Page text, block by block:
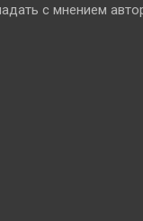
с мнением